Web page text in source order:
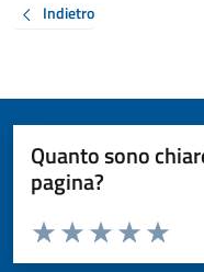
Indietro
Quanto sono
pagina?
Valuta da 1 a 5 stelle la
Valuta
Valuta 4
Valuta 3 stelle
Valuta 2 stelle su 5
Valuta 1 stelle su 5